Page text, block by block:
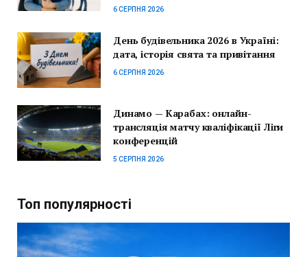
6 СЕРПНЯ 2026
День будівельника 2026 в Україні:
дата, історія свята та привітання
6 СЕРПНЯ 2026
Динамо — Карабах: онлайн-
трансляція матчу кваліфікації Ліги
конференцій
5 СЕРПНЯ 2026
Топ популярності